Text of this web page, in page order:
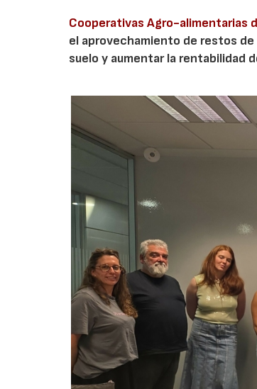
Cooperativas Agro-alimentarias
el aprovechamiento de restos
suelo y aumentar la rentabilidad